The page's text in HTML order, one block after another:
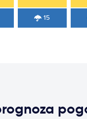
15